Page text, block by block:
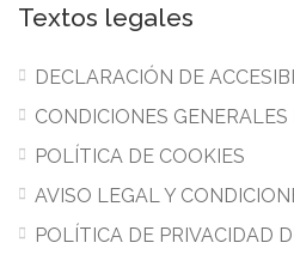
Textos legales
DECLARACIÓN DE
CONDICIONES GENERALES
POLÍTICA DE COOKIES
AVISO LEGAL Y
POLÍTICA DE PRIVACIDAD